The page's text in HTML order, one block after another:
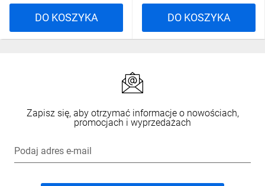
DO KOSZYKA DO KOSZYKA
Zapisz się, aby otrzymać informacje o nowościach,
promocjach i wyprzedażach
Podaj adres e-mail